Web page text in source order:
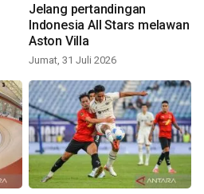
Jelang pertandingan
Indonesia All Stars melawan
Aston Villa
Jumat, 31 Juli 2026